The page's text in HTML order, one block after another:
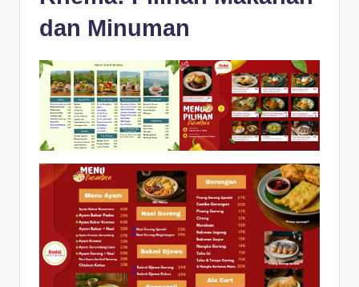
dan Minuman